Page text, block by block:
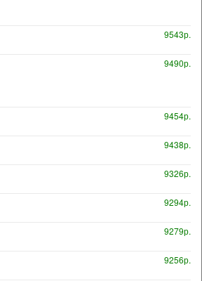
9543р.
9490р.
9454р.
9438р.
9326р.
9294р.
9279р.
9256р.